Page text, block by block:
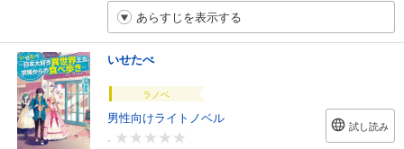
あらすじを表示する
いせたべ
ラノベ
男性向けライトノベル
-
試し読み